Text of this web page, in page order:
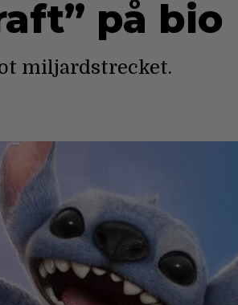
på bio
miljardstrecket.